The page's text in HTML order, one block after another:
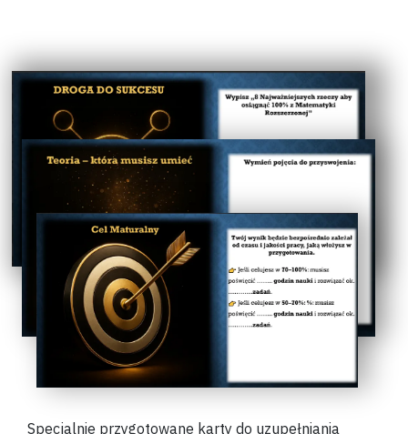
Specjalnie przygotowane karty do uzupełniania